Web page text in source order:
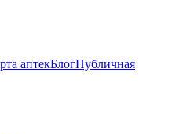
аптекБлогПубличная